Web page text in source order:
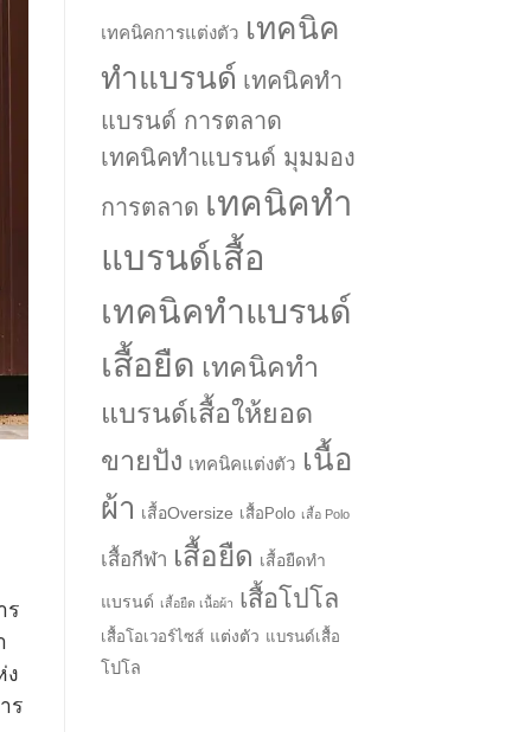
ร
ง
ร
เทคนิคการแต่งตัว เทคนิค
ทำแบรนด์ เทคนิคทำ
แบรนด์ การตลาด
เทคนิคทำแบรนด์ มุมมอง
การตลาด เทคนิคทำ
แบรนด์เสื้อ
เทคนิคทำแบรนด์
เสื้อยืด เทคนิคทำ
แบรนด์เสื้อให้ยอด
ขายปัง เทคนิคแต่งตัว เนื้อ
ผ้า เสื้อOversize เสื้อPolo เสื้อ Polo
เสื้อกีฬา เสื้อยืด เสื้อยืดทำ
แบรนด์ เสื้อยืด เนื้อผ้า เสื้อโปโล
เสื้อโอเวอร์ไซส์ แต่งตัว แบรนด์เสื้อ
โปโล